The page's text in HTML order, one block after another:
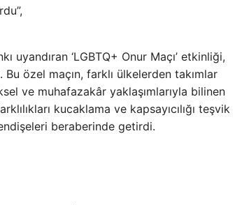
uyandıran ‘LGBTQ+ Onur Maçı’ etkinliği,
özel maçın, farklı ülkelerden takımlar
ve muhafazakâr yaklaşımlarıyla bilinen
kucaklama ve kapsayıcılığı teşvik
beraberinde getirdi.